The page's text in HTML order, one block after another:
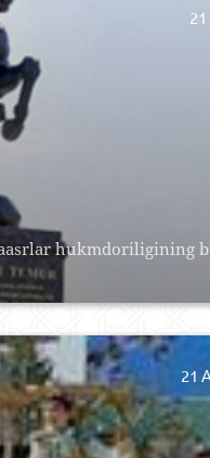
hukmdoriligining
21